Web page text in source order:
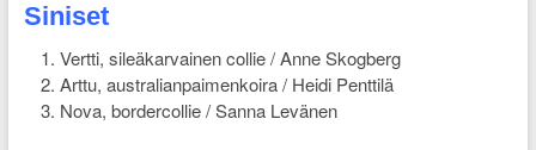
Siniset
Vertti, sileäkarvainen collie / Anne Skogberg
Arttu, australianpaimenkoira / Heidi Penttilä
Nova, bordercollie / Sanna Levänen